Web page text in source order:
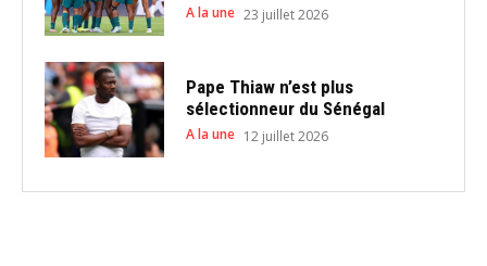
A la une 23 juillet 2026
Pape Thiaw n’est plus
sélectionneur du Sénégal
A la une 12 juillet 2026